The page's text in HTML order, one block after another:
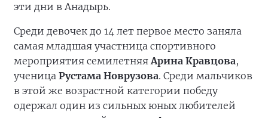
эти дни в Анадырь.
Среди девочек до 14 лет первое место заняла
самая младшая участница спортивного
мероприятия семилетняяАрина Кравцова,
ученица Рустама Новрузова. Среди мальчиков
в этой же возрастной категории победу
одержал один из сильных юных любителей